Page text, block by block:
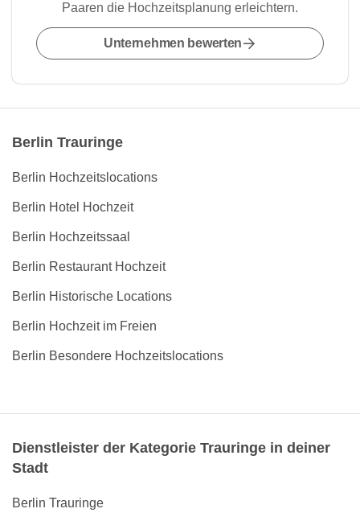
Paaren die Hochzeitsplanung erleichtern.
Unternehmen bewerten
Berlin Trauringe
Berlin Hochzeitslocations
Berlin Hotel Hochzeit
Berlin Hochzeitssaal
Berlin Restaurant Hochzeit
Berlin Historische Locations
Berlin Hochzeit im Freien
Berlin Besondere Hochzeitslocations
Dienstleister der Kategorie Trauringe in deiner
Stadt
Berlin Trauringe